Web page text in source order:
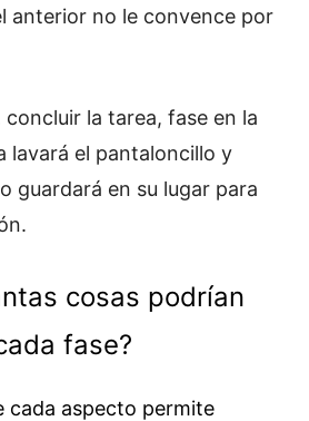
anterior no le convence por
la tarea, fase en la
lavará el pantaloncillo y
guardará en su lugar para
cosas podrían
fase?
cada aspecto permite